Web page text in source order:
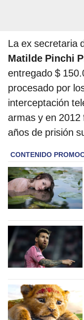
La ex secretaria
Matilde Pinchi
entregado $
procesado por
interceptación
armas y en
años de prisión